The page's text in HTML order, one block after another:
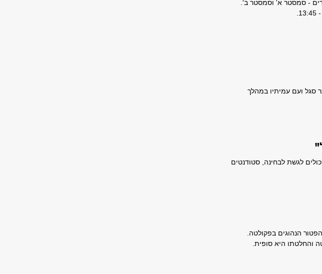
סגל ועם עמיתיו במהלך
לגשת לבחינה, סטודנטים
הנהוגים בפקולטה.
והחלטתו היא סופית.